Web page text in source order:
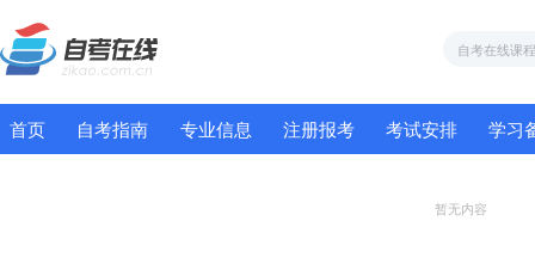
首页 自考指南 专业信息 注册报考 考试